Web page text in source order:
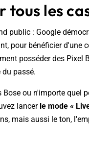
les
public : Google
pour bénéficier d'une
posséder des Pixel
passé.
ou n'importe quel
lancer le mode «
mais aussi le ton,